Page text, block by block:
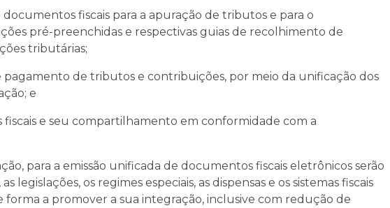
fiscais para a apuração de tributos e para o
pré-preenchidas e respectivas guias de recolhimento de
tributárias;
pagamento de tributos e contribuições, por meio da unificação dos
e
fiscais e seu compartilhamento em conformidade com a
para a emissão unificada de documentos fiscais eletrônicos serão
legislações, os regimes especiais, as dispensas e os sistemas fiscais
forma a promover a sua integração, inclusive com redução de